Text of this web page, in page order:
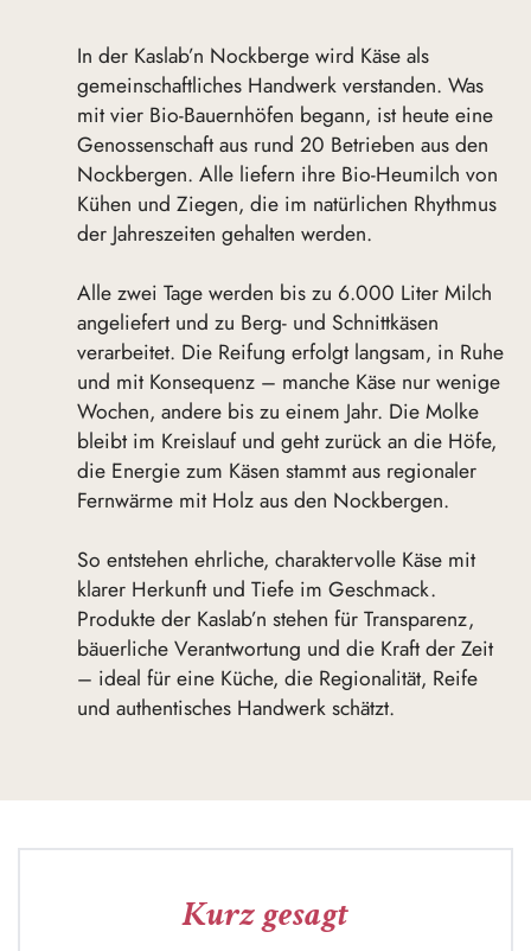
In der Kaslab’n Nockberge wird Käse als
gemeinschaftliches Handwerk verstanden. Was
mit vier Bio-Bauernhöfen begann, ist heute eine
Genossenschaft aus rund 20 Betrieben aus den
Nockbergen. Alle liefern ihre Bio-Heumilch von
Kühen und Ziegen, die im natürlichen Rhythmus
der Jahreszeiten gehalten werden.
Alle zwei Tage werden bis zu 6.000 Liter Milch
angeliefert und zu Berg- und Schnittkäsen
verarbeitet. Die Reifung erfolgt langsam, in Ruhe
und mit Konsequenz – manche Käse nur wenige
Wochen, andere bis zu einem Jahr. Die Molke
bleibt im Kreislauf und geht zurück an die Höfe,
die Energie zum Käsen stammt aus regionaler
Fernwärme mit Holz aus den Nockbergen.
So entstehen ehrliche, charaktervolle Käse mit
klarer Herkunft und Tiefe im Geschmack.
Produkte der Kaslab’n stehen für Transparenz,
bäuerliche Verantwortung und die Kraft der Zeit
– ideal für eine Küche, die Regionalität, Reife
und authentisches Handwerk schätzt.
Kurz gesagt